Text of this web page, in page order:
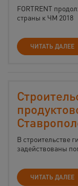
FORTRENT
страны к ЧМ 2018
ЧИТАТЬ ДАЛЕЕ
В строительстве
задействованы
ЧИТАТЬ ДАЛЕЕ